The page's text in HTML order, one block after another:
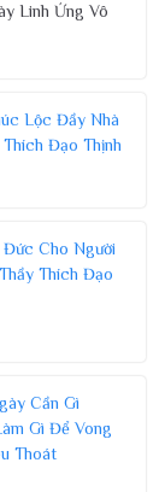
Linh Ứng Vô
Lộc Đầy Nhà
Đạo Thịnh
Cho Người
Thích Đạo
Cần Gì
Gì Để Vong
Thoát